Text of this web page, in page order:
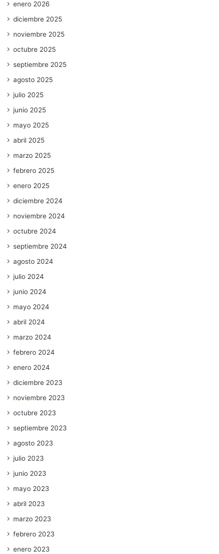
enero 2026
diciembre 2025
noviembre 2025
octubre 2025
septiembre 2025
agosto 2025
julio 2025
junio 2025
mayo 2025
abril 2025
marzo 2025
febrero 2025
enero 2025
diciembre 2024
noviembre 2024
octubre 2024
septiembre 2024
agosto 2024
julio 2024
junio 2024
mayo 2024
abril 2024
marzo 2024
febrero 2024
enero 2024
diciembre 2023
noviembre 2023
octubre 2023
septiembre 2023
agosto 2023
julio 2023
junio 2023
mayo 2023
abril 2023
marzo 2023
febrero 2023
enero 2023